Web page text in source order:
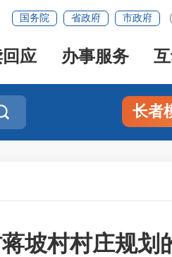
国务院 省政府 市政府
应 办事服务
长者
坡村村庄规划